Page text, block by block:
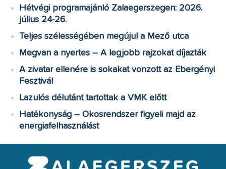
Hétvégi programajánló Zalaegerszegen: 2026.
július 24-26.
Teljes szélességében megújul a Mező utca
Megvan a nyertes – A legjobb rajzokat díjazták
A zivatar ellenére is sokakat vonzott az Ebergényi
Fesztivál
Lazulós délutánt tartottak a VMK előtt
Hatékonyság – Okosrendszer figyeli majd az
energiafelhasználást